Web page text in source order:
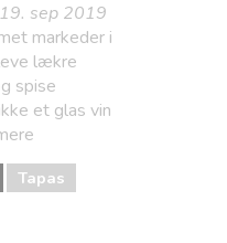
sep 2019
markeder i
lækre
spise
et glas vin
Tapas